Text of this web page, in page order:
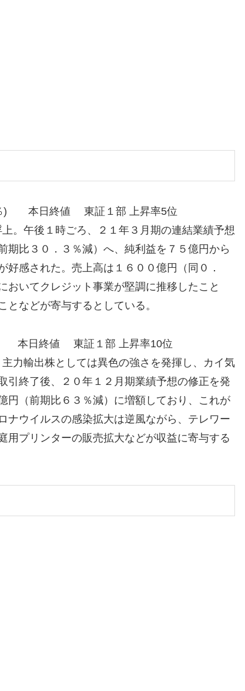
) 本日終値 東証１部 上昇率5位
。午後１時ごろ、２１年３月期の連結業績予想
期比３０．３％減）へ、純利益を７５億円から
感された。売上高は１６００億円（同０．
おいてクレジット事業が堅調に推移したこと
などが寄与するとしている。
本日終値 東証１部 上昇率10位
力輸出株としては異色の強さを発揮し、カイ気
引終了後、２０年１２月期業績予想の修正を発
円（前期比６３％減）に増額しており、これが
ナウイルスの感染拡大は逆風ながら、テレワー
用プリンターの販売拡大などが収益に寄与する